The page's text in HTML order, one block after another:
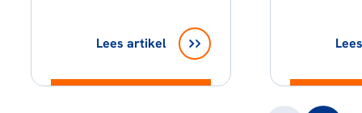
Lees artikel